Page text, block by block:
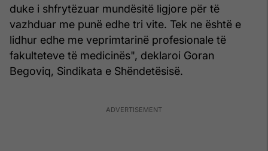
duke i shfrytëzuar mundësitë ligjore për të
vazhduar me punë edhe tri vite. Tek ne është e
lidhur edhe me veprimtarinë profesionale të
fakulteteve të medicinës", deklaroi Goran
Begoviq, Sindikata e Shëndetësisë.